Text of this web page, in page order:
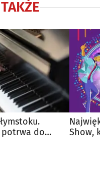
potrwa do
Show,